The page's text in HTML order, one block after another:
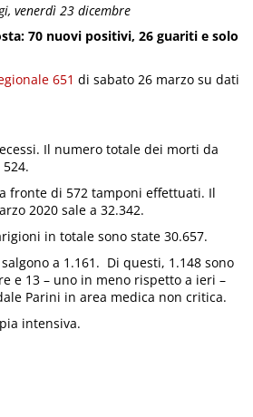
venerdì 23 dicembre
70 nuovi positivi, 26 guariti e solo
651 di sabato 26 marzo su dati
Il numero totale dei morti da
fronte di 572 tamponi effettuati. Il
2020 sale a 32.342.
in totale sono state 30.657.
a 1.161. Di questi, 1.148 sono
e 13 – uno in meno rispetto a ieri –
Parini in area medica non critica.
intensiva.